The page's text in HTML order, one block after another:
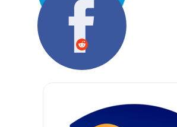
Chia sẻ: